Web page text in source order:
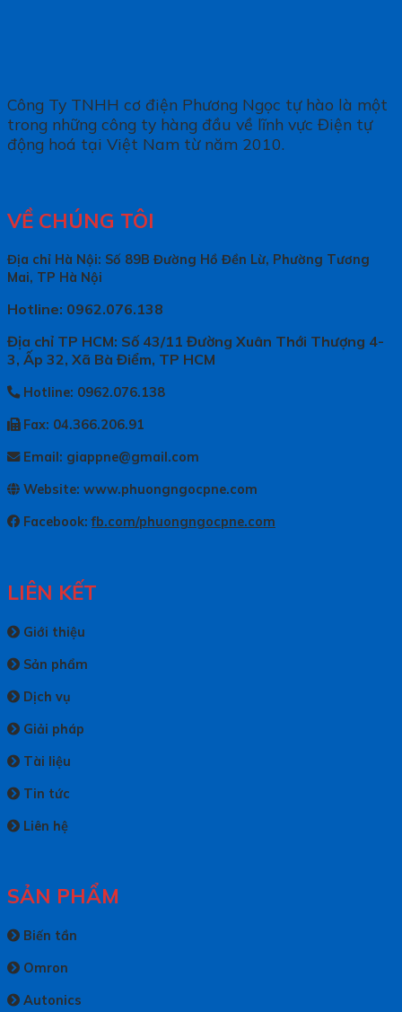
Công Ty TNHH cơ điện Phương Ngọc tự hào là một
trong những công ty hàng đầu về lĩnh vực Điện tự
động hoá tại Việt Nam từ năm 2010.
VỀ CHÚNG TÔI
Địa chỉ Hà Nội: Số 89B Đường Hồ Đền Lừ, Phường Tương
Mai, TP Hà Nội
Hotline: 0962.076.138
Địa chỉ TP HCM: Số 43/11 Đường Xuân Thới Thượng 4-
3, Ấp 32, Xã Bà Điểm, TP HCM
Hotline: 0962.076.138
Fax: 04.366.206.91
Email: giappne@gmail.com
Website: www.phuongngocpne.com
Facebook:fb.com/phuongngocpne.com
LIÊN KẾT
Giới thiệu
Sản phẩm
Dịch vụ
Giải pháp
Tài liệu
Tin tức
Liên hệ
SẢN PHẨM
Biến tần
Omron
Autonics